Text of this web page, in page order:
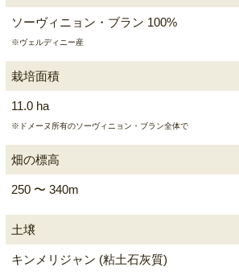
ソーヴィニョン・ブラン 100%
※ヴェルディニー産
栽培面積
11.0 ha
※ドメーヌ所有のソーヴィニョン・ブラン全体で
畑の標高
250 〜 340m
土壌
キンメリジャン (粘土石灰質)